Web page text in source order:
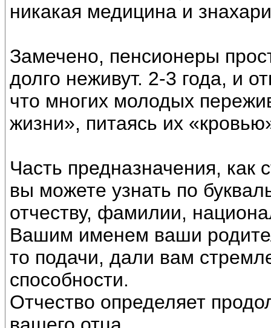
никакая медицина и
Замечено, пенсионеры
долго неживут. 2-3 года, и
что многих молодых
жизни», питаясь их
Часть предназначения,
вы можете узнать по
отчеству, фамилии,
Вашим именем ваши
то подачи, дали вам
способности.
Отчество определяет